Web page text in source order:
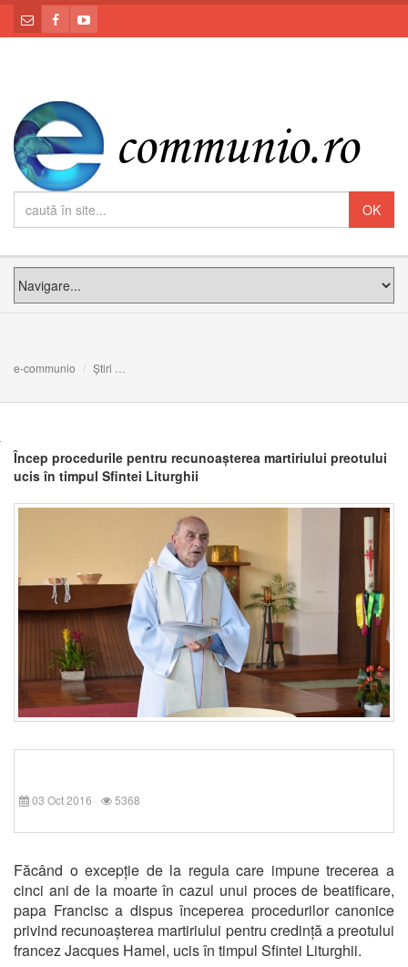
e-communio Știri
Încep procedurile pentru recunoașterea martiriului preotului
ucis în timpul Sfintei Liturghii
03 Oct 2016 5368
Făcând o excepție de la regula care impune trecerea a
cinci ani de la moarte în cazul unui proces de beatificare,
papa Francisc a dispus începerea procedurilor canonice
privind recunoașterea martiriului pentru credință a preotului
francez Jacques Hamel, ucis în timpul Sfintei Liturghii.